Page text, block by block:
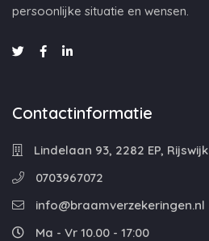
persoonlijke situatie en wensen.
Contactinformatie
Lindelaan 93, 2282 EP, Rijswijk
0703967072
info@braamverzekeringen.nl
Ma - Vr 10.00 - 17:00